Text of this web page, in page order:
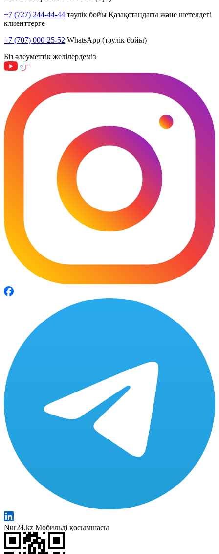
+7 (727) 244-44-44 тәулік бойы Қазақстандағы және шетелдегі
клиенттерге
+7 (707) 000-25-52 WhatsApp (тәулік бойы)
Біз әлеуметтік желілердеміз
Nur24.kz Мобильді қосымшасы